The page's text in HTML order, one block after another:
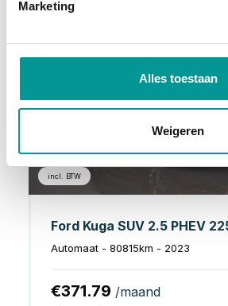
Marketing
Alles toestaan
Weigeren
incl. BTW
Automaat - 80815km - 2023
€371.79 /maand